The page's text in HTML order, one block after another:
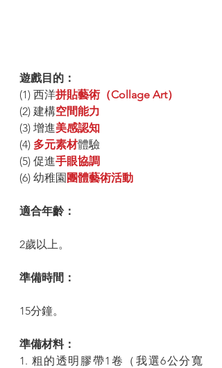
遊戲目的：
(1) 西洋拼貼藝術（Collage Art）
(2) 建構空間能力
(3) 增進美感認知
(4) 多元素材體驗
(5) 促進手眼協調
(6) 幼稚園團體藝術活動
適合年齡：
2歲以上。
準備時間：
15分鐘。
準備材料：
1. 粗的透明膠帶1卷（我選6公分寬